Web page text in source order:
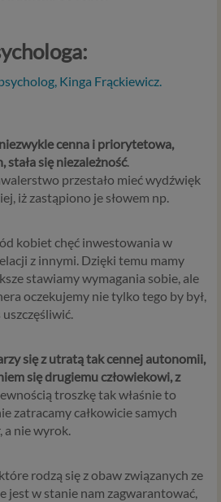
Kinga Frąckiewicz.
cenna i priorytetowa,
stała się niezależność.
przestało mieć wydźwięk
iż zastąpiono je słowem np.
kobiet chęć inwestowania w
z innymi. Dzięki temu mamy
stawiamy wymagania sobie, ale
oczekujemy nie tylko tego by był,
się z utratą tak cennej autonomii,
się drugiemu człowiekowi, z
troszkę tak właśnie to
zatracamy całkowicie samych
a nie wyrok.
rodzą się z obaw związanych ze
jest w stanie nam zagwarantować,